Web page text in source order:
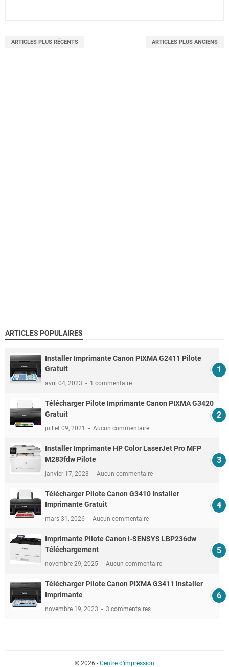
ARTICLES PLUS RÉCENTS ARTICLES PLUS ANCIENS
ARTICLES POPULAIRES
Installer Imprimante Canon PIXMA G2411 Pilote
Gratuit
avril 04, 2023 1 commentaire
Télécharger Pilote Imprimante Canon PIXMA G3420
Gratuit
juillet 09, 2021 Aucun commentaire
Installer Imprimante HP Color LaserJet Pro MFP
M283fdw Pilote
janvier 17, 2023 Aucun commentaire
Télécharger Pilote Canon G3410 Installer
Imprimante Gratuit
mars 31, 2026 Aucun commentaire
Imprimante Pilote Canon i-SENSYS LBP236dw
Téléchargement
novembre 29, 2025 Aucun commentaire
Télécharger Pilote Canon PIXMA G3411 Installer
Imprimante
novembre 19, 2023 3 commentaires
© 2026 - Centre d’impression